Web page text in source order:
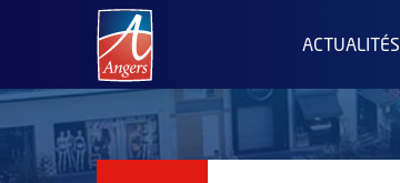
Angers.fr : Retour à l'accueil